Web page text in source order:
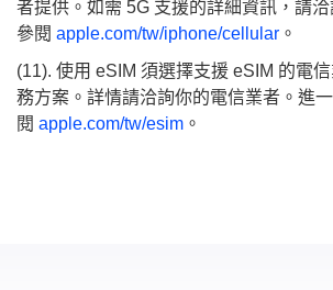
者提供。如需 5G 支援的詳細資訊，請
參閱 apple.com/tw/iphone/cellular 。
(11). 使用 eSIM 須選擇支援 eSIM 的電
務方案。詳情請洽詢你的電信業者。進
閱 apple.com/tw/esim 。